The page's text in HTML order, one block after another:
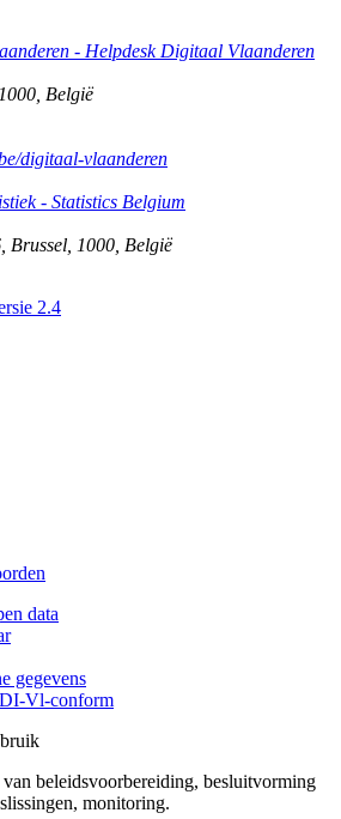
- Helpdesk Digitaal Vlaanderen
1000 België
digitaal-vlaanderen
- Statistics Belgium
Brussel 1000 België
2.4
data
gegevens
Vl-conform
beleidsvoorbereiding, besluitvorming
monitoring.